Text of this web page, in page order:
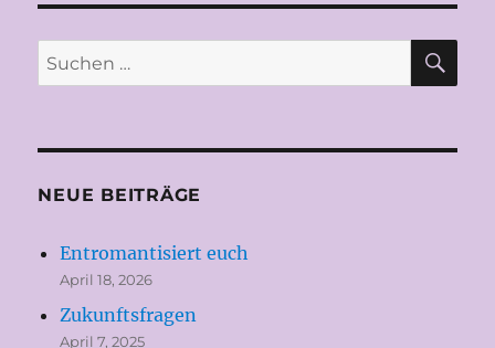
Suchen
nach:
NEUE BEITRÄGE
Entromantisiert euch
April 18, 2026
Zukunftsfragen
April 7, 2025